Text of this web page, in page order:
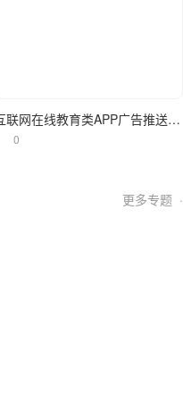
互联网在线教育类APP广告推送合理性满意度调查
0
更多专题 ·